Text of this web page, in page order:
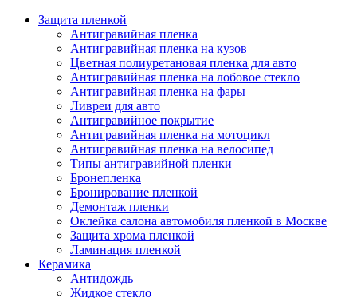
Защита пленкой
Антигравийная пленка
Антигравийная пленка на кузов
Цветная полиуретановая пленка для авто
Антигравийная пленка на лобовое стекло
Антигравийная пленка на фары
Ливреи для авто
Антигравийное покрытие
Антигравийная пленка на мотоцикл
Антигравийная пленка на велосипед
Типы антигравийной пленки
Бронепленка
Бронирование пленкой
Демонтаж пленки
Оклейка салона автомобиля пленкой в Москве
Защита хрома пленкой
Ламинация пленкой
Керамика
Антидождь
Жидкое стекло